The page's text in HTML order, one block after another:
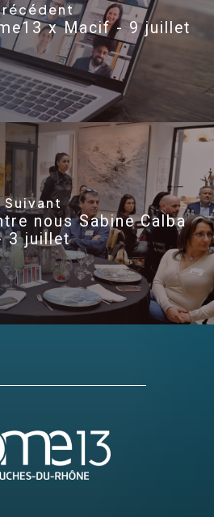
x Macif - 9 juillet
Suivant
nous Sabine Calba
3 juillet